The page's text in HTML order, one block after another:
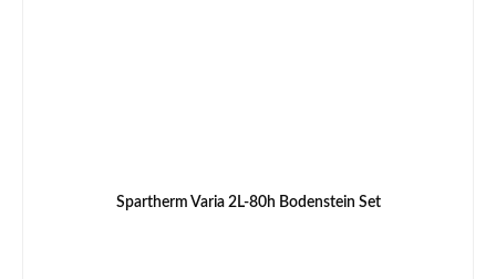
Spartherm Varia 2L-80h Bodenstein Set